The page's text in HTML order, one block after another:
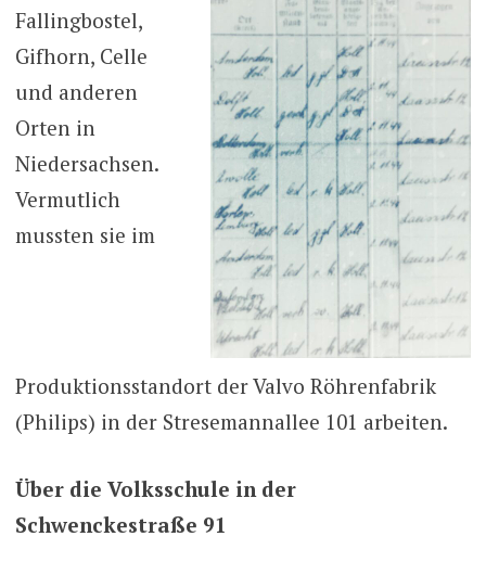
Fallingbostel,
Gifhorn, Celle
und anderen
Orten in
Niedersachsen.
Vermutlich
mussten sie im
Produktionsstandort der Valvo Röhrenfabrik
(Philips) in der Stresemannallee 101 arbeiten.
Über die Volksschule in der
Schwenckestraße 91